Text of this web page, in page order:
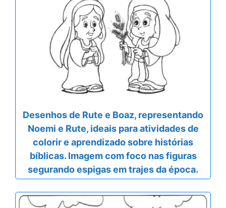
Desenhos de Rute e Boaz, representando
Noemi e Rute, ideais para atividades de
colorir e aprendizado sobre histórias
bíblicas. Imagem com foco nas figuras
segurando espigas em trajes da época.